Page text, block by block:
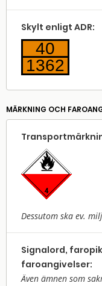
Skylt enligt ADR:
40
1362
MÄRKNING OCH
Dessutom ska ev.
Signalord,
faroangivelser:
Även ämnen som